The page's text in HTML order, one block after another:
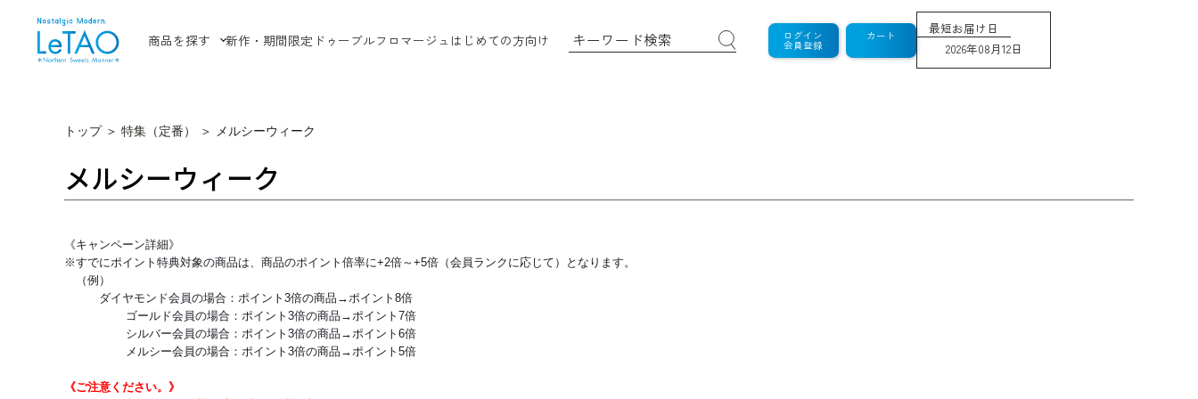
商品を探す 新作・期間限定 ドゥーブルフロマージュ はじめての方向け ログイン
会員登録
カート
最短お届け日
2026年08月12日
トップ ＞ 特集（定番） ＞ メルシーウィーク
メルシーウィーク
《キャンペーン詳細》
※すでにポイント特典対象の商品は、商品のポイント倍率に+2倍～+5倍（会員ランクに応じて）となります。
（例）
ダイヤモンド会員の場合：ポイント3倍の商品→ポイント8倍
ゴールド会員の場合：ポイント3倍の商品→ポイント7倍
シルバー会員の場合：ポイント3倍の商品→ポイント6倍
メルシー会員の場合：ポイント3倍の商品→ポイント5倍
《ご注意ください。》